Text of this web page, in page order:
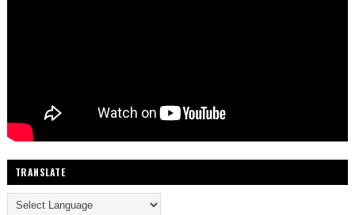
TRANSLATE